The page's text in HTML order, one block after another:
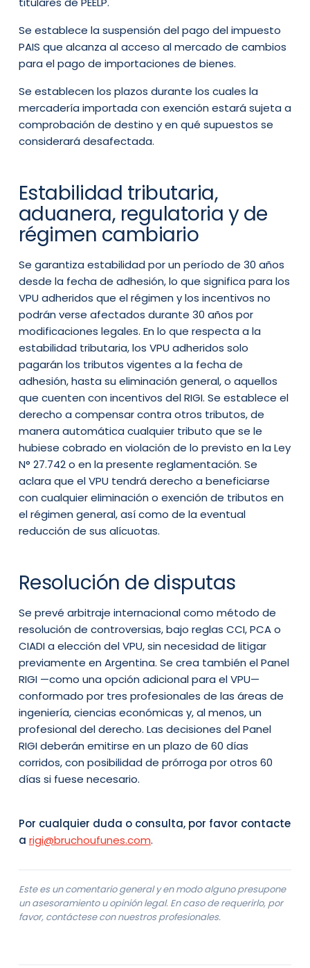
Se establece la suspensión del pago del impuesto
PAIS que alcanza al acceso al mercado de cambios
para el pago de importaciones de bienes.
Se establecen los plazos durante los cuales la
mercadería importada con exención estará sujeta a
comprobación de destino y en qué supuestos se
considerará desafectada.
Estabilidad tributaria,
aduanera, regulatoria y de
régimen cambiario
Se garantiza estabilidad por un período de 30 años
desde la fecha de adhesión, lo que significa para los
VPU adheridos que el régimen y los incentivos no
podrán verse afectados durante 30 años por
modificaciones legales. En lo que respecta a la
estabilidad tributaria, los VPU adheridos solo
pagarán los tributos vigentes a la fecha de
adhesión, hasta su eliminación general, o aquellos
que cuenten con incentivos del RIGI. Se establece el
derecho a compensar contra otros tributos, de
manera automática cualquier tributo que se le
hubiese cobrado en violación de lo previsto en la Ley
N° 27.742 o en la presente reglamentación. Se
aclara que el VPU tendrá derecho a beneficiarse
con cualquier eliminación o exención de tributos en
el régimen general, así como de la eventual
reducción de sus alícuotas.
Resolución de disputas
Se prevé arbitraje internacional como método de
resolución de controversias, bajo reglas CCI, PCA o
CIADI a elección del VPU, sin necesidad de litigar
previamente en Argentina. Se crea también el Panel
RIGI —como una opción adicional para el VPU—
conformado por tres profesionales de las áreas de
ingeniería, ciencias económicas y, al menos, un
profesional del derecho. Las decisiones del Panel
RIGI deberán emitirse en un plazo de 60 días
corridos, con posibilidad de prórroga por otros 60
días si fuese necesario.
Por cualquier duda o consulta, por favor contacte
a rigi@bruchoufunes.com.
Este es un comentario general y en modo alguno presupone
un asesoramiento u opinión legal. En caso de requerirlo, por
favor, contáctese con nuestros profesionales.